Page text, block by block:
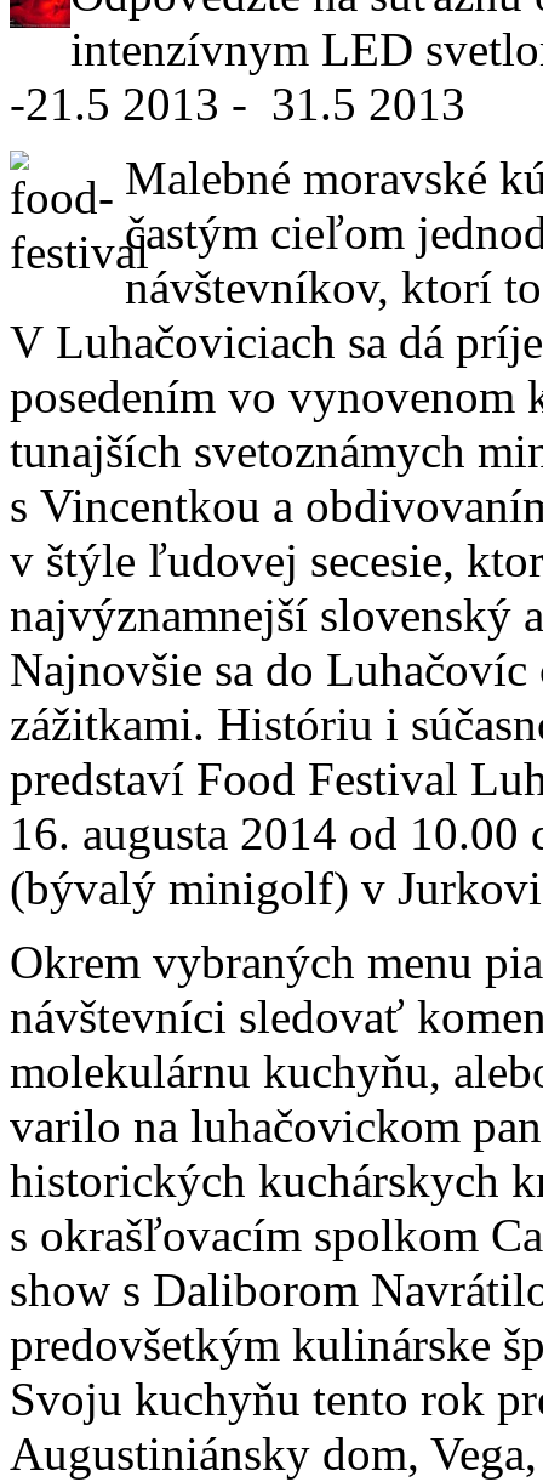
intenzívnym LED
-21.5 2013 - 31.5 2013
Malebné moravské
častým cieľom
návštevníkov, ktorí
V Luhačoviciach sa dá
posedením vo vynovenom
tunajších svetoznámych
s Vincentkou a
v štýle ľudovej secesie,
najvýznamnejší slovenský
Najnovšie sa do
zážitkami. Históriu i
predstaví Food Festival
16. augusta 2014 od
(bývalý minigolf) v
Okrem vybraných menu
návštevníci sledovať
molekulárnu kuchyňu,
varilo na luhačovickom
historických kuchárskych
s okrašľovacím spolkom
show s Daliborom
predovšetkým kulinárske
Svoju kuchyňu tento rok
Augustiniánsky dom,